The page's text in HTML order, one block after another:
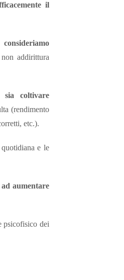
il
addirittura
coltivare
(rendimento
etc.).
e le
aumentare
psicofisico dei